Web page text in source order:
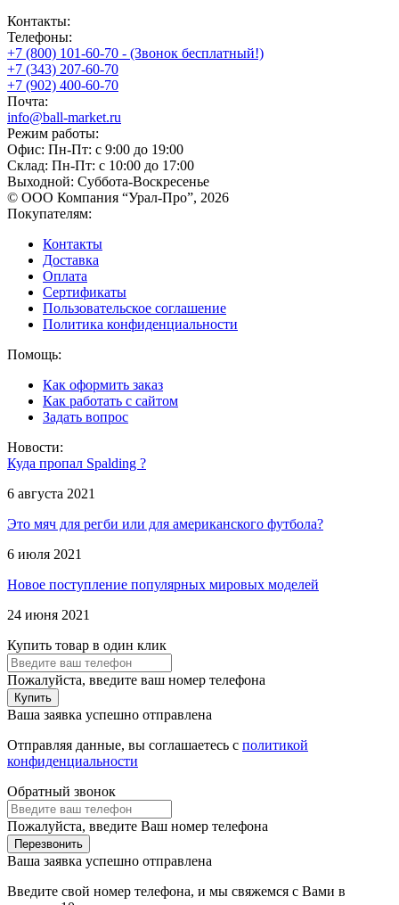
Контакты:
Телефоны:
+7 (800) 101-60-70 - (Звонок бесплатный!)
+7 (343) 207-60-70
+7 (902) 400-60-70
Почта:
info@ball-market.ru
Режим работы:
Офис: Пн-Пт: с 9:00 до 19:00
Склад: Пн-Пт: с 10:00 до 17:00
Выходной: Суббота-Воскресенье
© ООО Компания “Урал-Про”, 2026
Покупателям:
Контакты
Доставка
Оплата
Сертификаты
Пользовательское соглашение
Политика конфиденциальности
Помощь:
Как оформить заказ
Как работать с сайтом
Задать вопрос
Новости:
Куда пропал Spalding ?
6 августа 2021
Это мяч для регби или для американского футбола?
6 июля 2021
Новое поступление популярных мировых моделей
24 июня 2021
Купить товар в один клик
Пожалуйста, введите ваш номер телефона
Купить
Ваша заявка успешно отправлена
Отправляя данные, вы соглашаетесь с политикой
конфиденциальности
Обратный звонок
Пожалуйста, введите Ваш номер телефона
Перезвонить
Ваша заявка успешно отправлена
Введите свой номер телефона, и мы свяжемся с Вами в